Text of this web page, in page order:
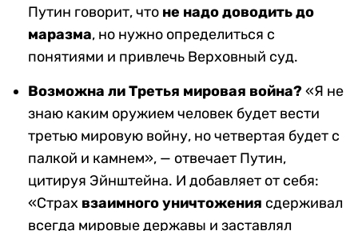
Путин говорит, что не надо доводить до
маразма, но нужно определиться с
понятиями и привлечь Верховный суд.
Возможна ли Третья мировая война?«Я не
знаю каким оружием человек будет вести
третью мировую войну, но четвертая будет с
палкой и камнем», — отвечает Путин,
цитируя Эйнштейна. И добавляет от себя:
«Страх взаимного уничтожения сдерживал
всегда мировые державы и заставлял